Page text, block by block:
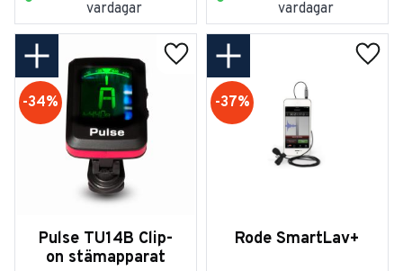
vardagar
vardagar
Pulse TU14B Clip-
on stämapparat
34%
Lägg till i favoriter
Rode SmartLav+
37%